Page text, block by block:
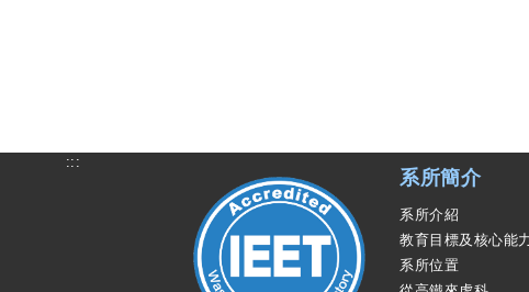
:::
系所簡介
系所介紹
教育目標及核心能力
系所位置